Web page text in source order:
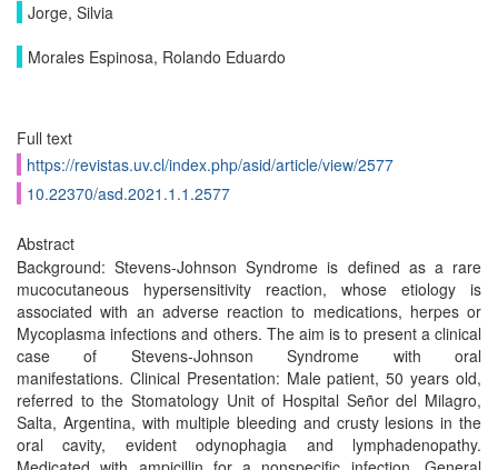
Jorge, Silvia
Morales Espinosa, Rolando Eduardo
Full text
https://revistas.uv.cl/index.php/asid/article/view/2577
10.22370/asd.2021.1.1.2577
Abstract
Background: Stevens-Johnson Syndrome is defined as a rare
mucocutaneous hypersensitivity reaction, whose etiology is
associated with an adverse reaction to medications, herpes or
Mycoplasma infections and others. The aim is to present a clinical
case of Stevens-Johnson Syndrome with oral
manifestations. Clinical Presentation: Male patient, 50 years old,
referred to the Stomatology Unit of Hospital Señor del Milagro,
Salta, Argentina, with multiple bleeding and crusty lesions in the
oral cavity, evident odynophagia and lymphadenopathy.